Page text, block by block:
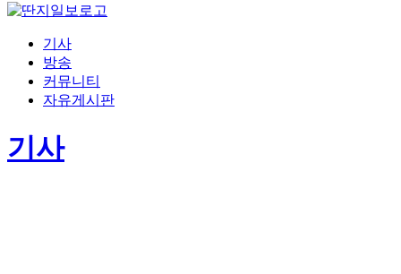
기사
방송
커뮤니티
자유게시판
기사